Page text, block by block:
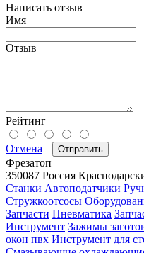
Написать отзыв
Имя
Отзыв
Рейтинг
Отмена Отправить
Фрезатоп
350087 Россия
Станки Автоподатчики
Стружкоотсосы
Запчасти Пневматика
Инструмент Зажимы
окон пвх Инструмент для